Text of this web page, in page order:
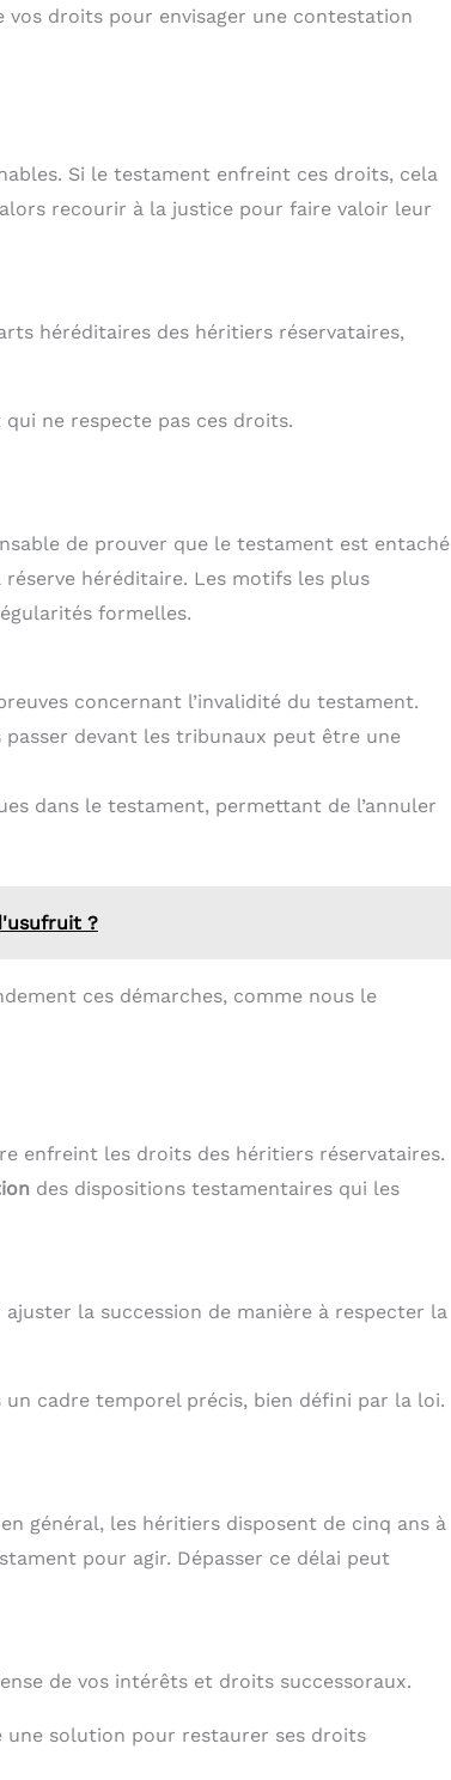
vos droits pour envisager une contestation
Si le testament enfreint ces droits, cela
recourir à la justice pour faire valoir leur
héréditaires des héritiers réservataires,
ne respecte pas ces droits.
de prouver que le testament est entaché
réserve héréditaire. Les motifs les plus
formelles.
concernant l’invalidité du testament.
devant les tribunaux peut être une
dans le testament, permettant de l’annuler
?
ces démarches, comme nous le
enfreint les droits des héritiers réservataires.
des dispositions testamentaires qui les
la succession de manière à respecter la
cadre temporel précis, bien défini par la loi.
général, les héritiers disposent de cinq ans à
pour agir. Dépasser ce délai peut
de vos intérêts et droits successoraux.
une solution pour restaurer ses droits